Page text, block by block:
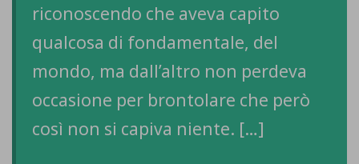
riconoscendo che aveva capito
qualcosa di fondamentale, del
mondo, ma dall’altro non perdeva
occasione per brontolare che però
così non si capiva niente. […]